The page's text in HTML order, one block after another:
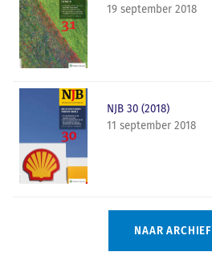
19 september 2018
NJB 30 (2018)
11 september 2018
NAAR ARCHIEF